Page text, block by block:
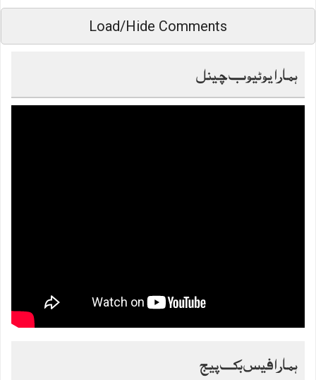
Load/Hide Comments
ہمارا یوٹیوب چینل
ہمارا فیس بک پیج